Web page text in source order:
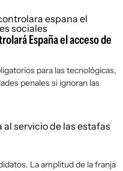
España el acceso de
para las tecnológicas,
penales si ignoran las
La amplitud de la franja